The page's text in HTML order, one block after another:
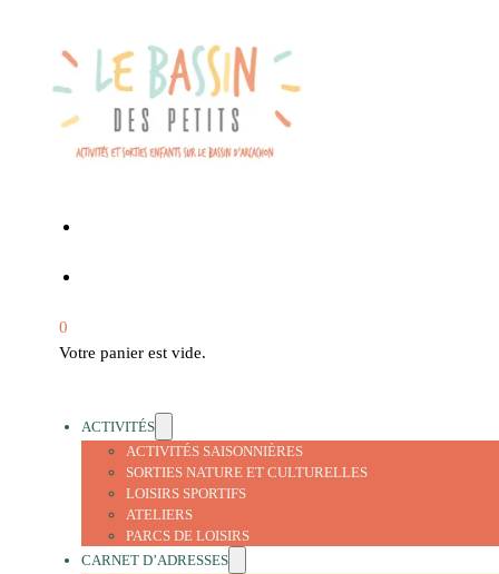
0
Votre panier est vide.
ACTIVITÉS
ACTIVITÉS SAISONNIÈRES
SORTIES NATURE ET CULTURELLES
LOISIRS SPORTIFS
ATELIERS
PARCS DE LOISIRS
CARNET D’ADRESSES